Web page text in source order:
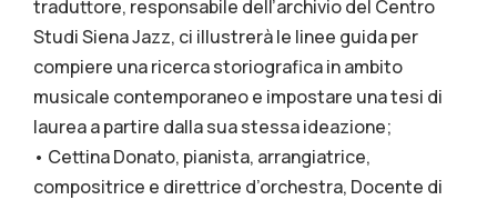
traduttore, responsabile dell’archivio del Centro
Studi Siena Jazz, ci illustrerà le linee guida per
compiere una ricerca storiografica in ambito
musicale contemporaneo e impostare una tesi di
laurea a partire dalla sua stessa ideazione;
• Cettina Donato, pianista, arrangiatrice,
compositrice e direttrice d’orchestra, Docente di